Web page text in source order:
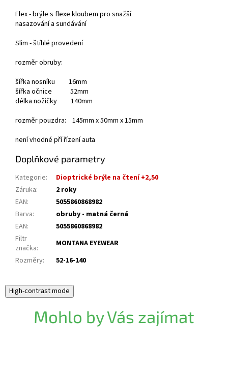
Flex - brýle s flexe kloubem pro snažší
nasazování a sundávání
Slim - štíhlé provedení
rozměr obruby:
šířka nosníku 16mm
šířka očnice 52mm
délka nožičky 140mm
rozměr pouzdra: 145mm x 50mm x 15mm
není vhodné pří řízení auta
Doplňkové parametry
Kategorie:
Dioptrické brýle na čtení +2,50
Záruka:
2 roky
EAN:
5055860868982
Barva:
obruby - matná černá
EAN:
5055860868982
Filtr
značka:
MONTANA EYEWEAR
Rozměry: 52-16-140
High-contrast mode
Mohlo by Vás zajímat